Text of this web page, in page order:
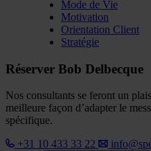
Mode de Vie
Motivation
Orientation Client
Stratégie
Réserver Bob Delbecque
Nos consultants se feront un
meilleure façon d’adapter le
spécifique.
+31 10 433 33 22